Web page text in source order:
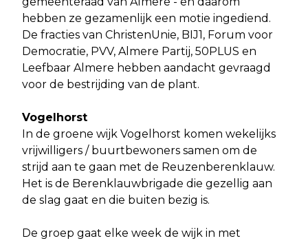
hebben ze gezamenlijk een motie ingediend.
De fracties van ChristenUnie, BIJ1, Forum voor
Democratie, PVV, Almere Partij, 50PLUS en
Leefbaar Almere hebben aandacht gevraagd
voor de bestrijding van de plant.
Vogelhorst
In de groene wijk Vogelhorst komen wekelijks
vrijwilligers / buurtbewoners samen om de
strijd aan te gaan met de Reuzenberenklauw.
Het is de Berenklauwbrigade die gezellig aan
de slag gaat en die buiten bezig is.
De groep gaat elke week de wijk in met